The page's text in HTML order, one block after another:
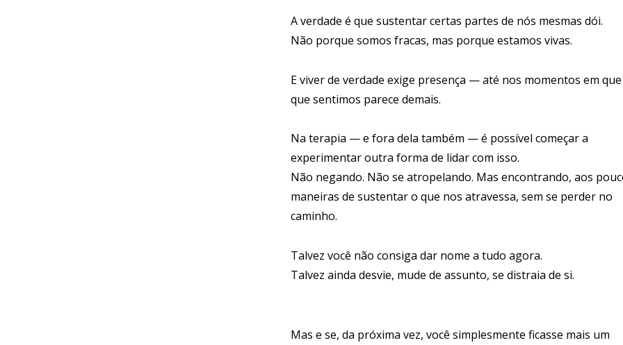
A verdade é que sustentar certas partes de nós mesmas dói.
Não porque somos fracas, mas porque estamos vivas.
E viver de verdade exige presença — até nos momentos em
que sentimos parece demais.
Na terapia — e fora dela também — é possível começar a
experimentar outra forma de lidar com isso.
Não negando. Não se atropelando. Mas encontrando, aos
maneiras de sustentar o que nos atravessa, sem se perder no
caminho.
Talvez você não consiga dar nome a tudo agora.
Talvez ainda desvie, mude de assunto, se distraia de si.
Mas e se, da próxima vez, você simplesmente ficasse mais um